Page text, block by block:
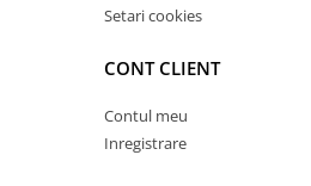
Setari cookies
CONT CLIENT
Contul meu
Inregistrare